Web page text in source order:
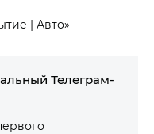
| Авто»
Телеграм-